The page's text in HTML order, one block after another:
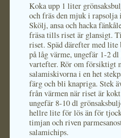
Koka upp 1 liter
och fräs den mjuk i
Skölj, ansa och hacka
fräsa tills riset är glansigt.
riset. Späd därefter med
på låg värme, ungefär 1-2
vartefter. Rör om försiktigt
salamiskivorna i en het
färg och bli knapriga. Stek
från värmen när riset är
ungefär 8-10 dl
hellre lite för lös än för
timjan och riven
salamichips.